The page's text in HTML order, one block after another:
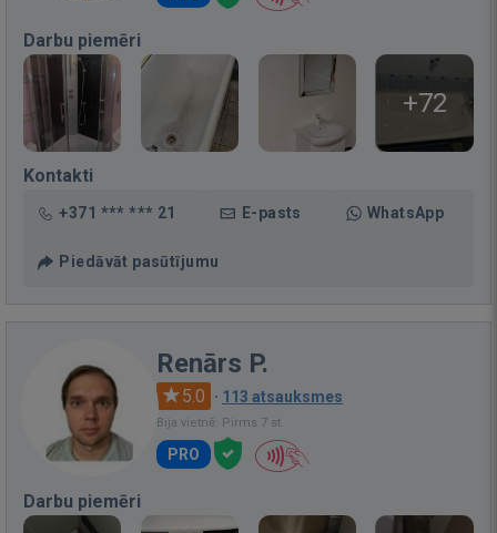
Darbu piemēri
+72
Kontakti
+371 *** *** 21 E-pasts WhatsApp
Piedāvāt pasūtījumu
Renārs P.
5.0 · 113 atsauksmes
Bija vietnē: Pirms 7 st.
PRO
Darbu piemēri